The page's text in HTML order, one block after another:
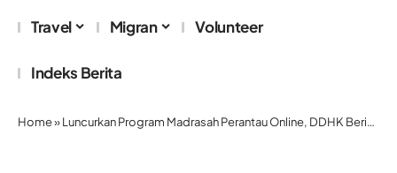
Travel Migran Volunteer
Indeks Berita
Home»Luncurkan Program Madrasah Perantau Online, DDHK Berikan Kajian Komprehensif untuk Pekerja Migran